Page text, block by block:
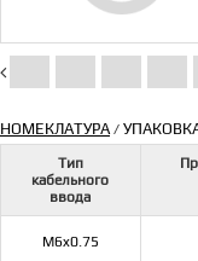
НОМЕКЛАТУРА/
Тип
кабельного
ввода
M6x0.75